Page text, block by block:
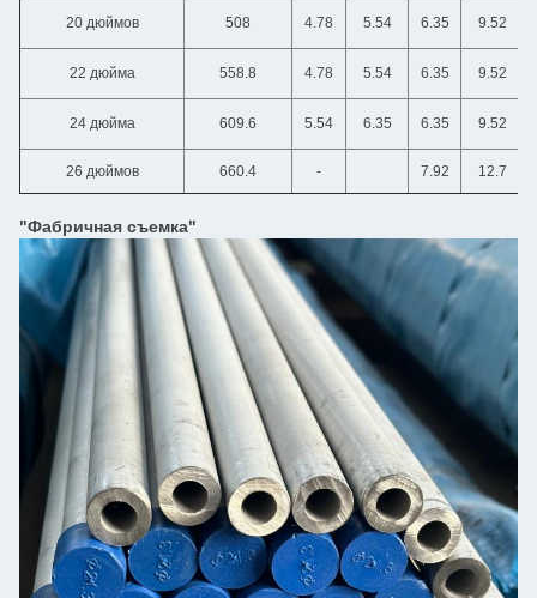
20 дюймов 508 4.78 5.54 6.35 9.52
22 дюйма 558.8 4.78 5.54 6.35 9.52
24 дюйма 609.6 5.54 6.35 6.35 9.52
26 дюймов 660.4 - 7.92 12.7
"Фабричная съемка"